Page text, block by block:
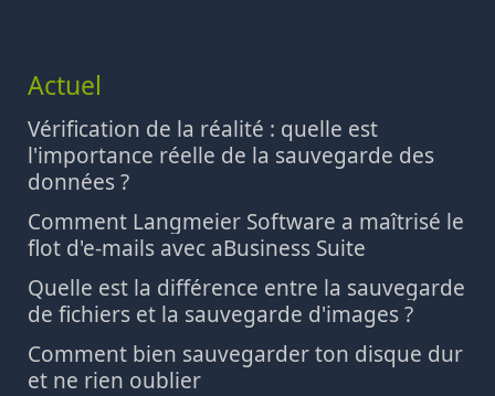
Actuel
Vérification de la réalité : quelle est
l'importance réelle de la sauvegarde des
données ?
Comment Langmeier Software a maîtrisé le
flot d'e-mails avec aBusiness Suite
Quelle est la différence entre la sauvegarde
de fichiers et la sauvegarde d'images ?
Comment bien sauvegarder ton disque dur
et ne rien oublier